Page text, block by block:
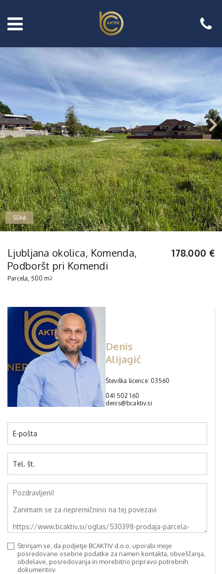
Slike
Ljubljana okolica, Komenda,
Podboršt pri Komendi
Parcela, 500 m2
178.000 €
Denis
Alijagić
Številka licence: 03560
041 502 160
denis@bcaktiv.si
Strinjam se, da podjetje BCAKTIV d.o.o. uporabi moje
posredovane osebne podatke za namen kontakta, obveščanja,
obdelave, posredovanja in morebitno pripravo potrebnih
dokumentov.